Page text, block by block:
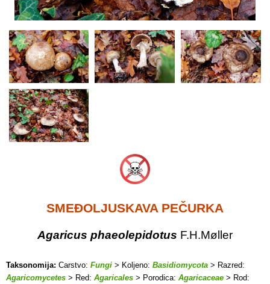
SMEĐOLJUSKAVA PEČURKA
Agaricus phaeolepidotus F.H.Møller
Taksonomija: Carstvo: Fungi > Koljeno: Basidiomycota > Razred:
Agaricomycetes > Red: Agaricales > Porodica: Agaricaceae > Rod: